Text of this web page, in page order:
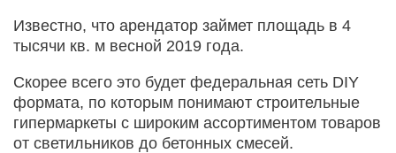
Известно, что арендатор займет площадь в 4
тысячи кв. м весной 2019 года.
Скорее всего это будет федеральная сеть DIY
формата, по которым понимают строительные
гипермаркеты с широким ассортиментом товаров
от светильников до бетонных смесей.